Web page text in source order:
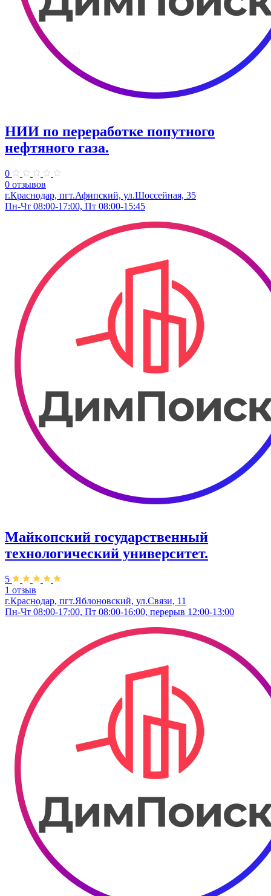
НИИ по переработке попутного
нефтяного газа.
0
0 отзывов
г.Краснодар, пгт.Афипский, ул.Шоссейная, 35
Пн-Чт 08:00-17:00, Пт 08:00-15:45
Майкопский государственный
технологический университет.
5
1 отзыв
г.Краснодар, пгт.Яблоновский, ул.Связи, 11
Пн-Чт 08:00-17:00, Пт 08:00-16:00, перерыв 12:00-13:00